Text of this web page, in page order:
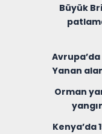
Büyük
Yanan
Orman
Kenya’da